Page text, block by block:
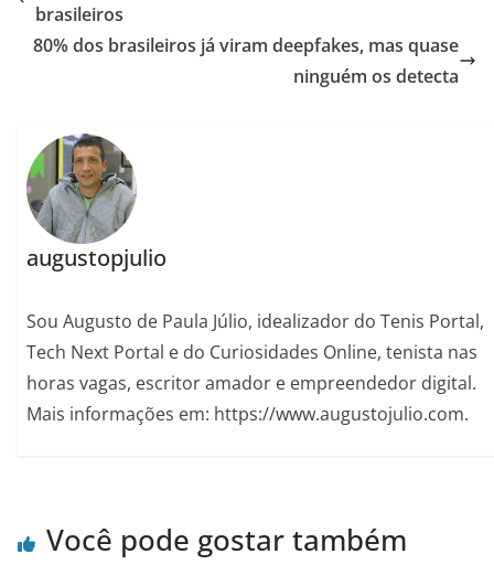
brasileiros
80% dos brasileiros já viram deepfakes, mas quase
ninguém os detecta
augustopjulio
Sou Augusto de Paula Júlio, idealizador do Tenis Portal,
Tech Next Portal e do Curiosidades Online, tenista nas
horas vagas, escritor amador e empreendedor digital.
Mais informações em: https://www.augustojulio.com.
Você pode gostar também